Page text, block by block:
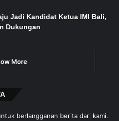
Jadi Kandidat Ketua IMI Bali,
Dukungan
More
berlangganan berita dari kami.